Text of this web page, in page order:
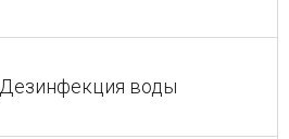
Дезинфекция воды